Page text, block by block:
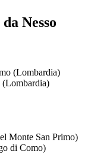
Nesso
(Lombardia)
(Lombardia)
Monte San Primo)
di Como)